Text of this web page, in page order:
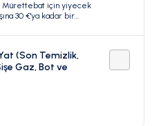
Mürettebat için yiyecek
30 €'ya kadar bir
misafirlerle karada
(Son Temizlik,
Gaz, Bot ve